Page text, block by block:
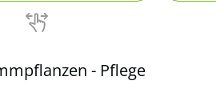
- Pflege